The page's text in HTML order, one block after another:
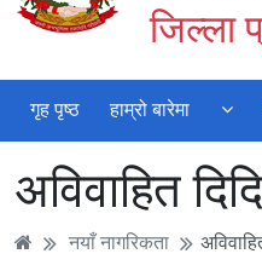
जिल्ला
गृह पृष्ठ हाम्रो बारेमा
अविवाहित
नयाँ नागरिकता